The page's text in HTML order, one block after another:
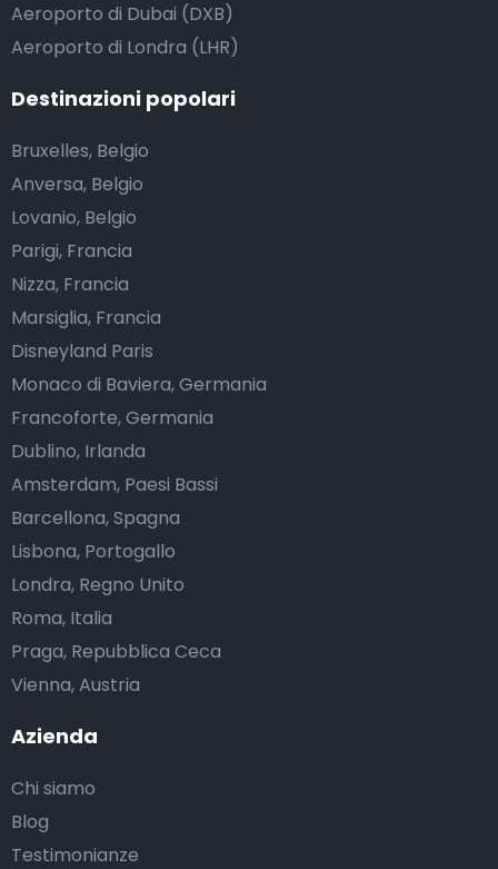
Azienda
Chi siamo
Blog
Testimonianze
Aeroporto di Dubai (DXB)
Aeroporto di Londra (LHR)
Destinazioni popolari
Bruxelles, Belgio
Anversa, Belgio
Lovanio, Belgio
Parigi, Francia
Nizza, Francia
Marsiglia, Francia
Disneyland Paris
Monaco di Baviera, Germania
Francoforte, Germania
Dublino, Irlanda
Amsterdam, Paesi Bassi
Barcellona, Spagna
Lisbona, Portogallo
Londra, Regno Unito
Roma, Italia
Praga, Repubblica Ceca
Vienna, Austria